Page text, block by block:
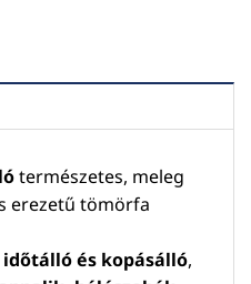
természetes, meleg
erezetű tömörfa
időtálló és kopásálló,